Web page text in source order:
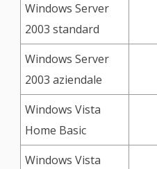
Windows Server
2003 standard
Windows Server
2003 aziendale
Windows Vista
Home Basic
Windows Vista